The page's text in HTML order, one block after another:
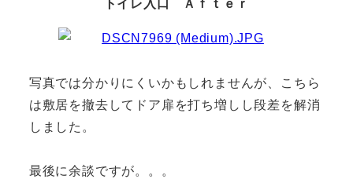
トイレ入口 Ａｆｔｅｒ
写真では分かりにくいかもしれませんが、こちら
は敷居を撤去してドア扉を打ち増しし段差を解消
しました。
最後に余談ですが。。。